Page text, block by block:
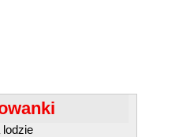
lodzie